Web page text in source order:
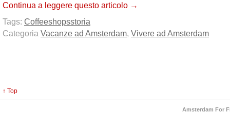
Continua a leggere questo articolo →
Tags: Coffeeshopsstoria
Categoria Vacanze ad Amsterdam, Vivere ad Amsterdam
↑ Top
Amsterdam For